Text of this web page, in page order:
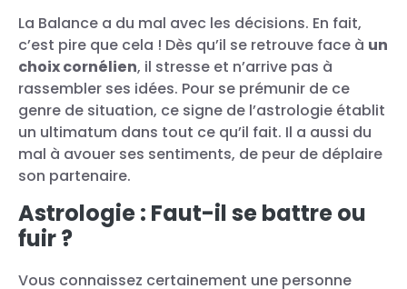
La Balance a du mal avec les décisions. En fait,
c’est pire que cela ! Dès qu’il se retrouve face à un
choix cornélien, il stresse et n’arrive pas à
rassembler ses idées. Pour se prémunir de ce
genre de situation, ce signe de l’astrologie établit
un ultimatum dans tout ce qu’il fait. Il a aussi du
mal à avouer ses sentiments, de peur de déplaire
son partenaire.
Astrologie : Faut-il se battre ou
fuir ?
Vous connaissez certainement une personne